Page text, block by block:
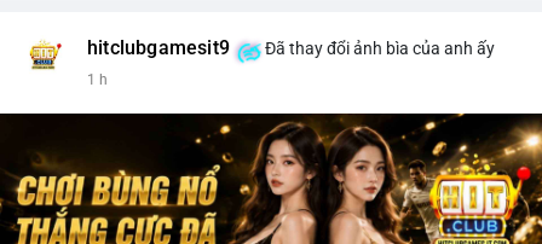
hitclubgamesit9 Đã thay đổi ảnh bìa của anh ấy
1 h